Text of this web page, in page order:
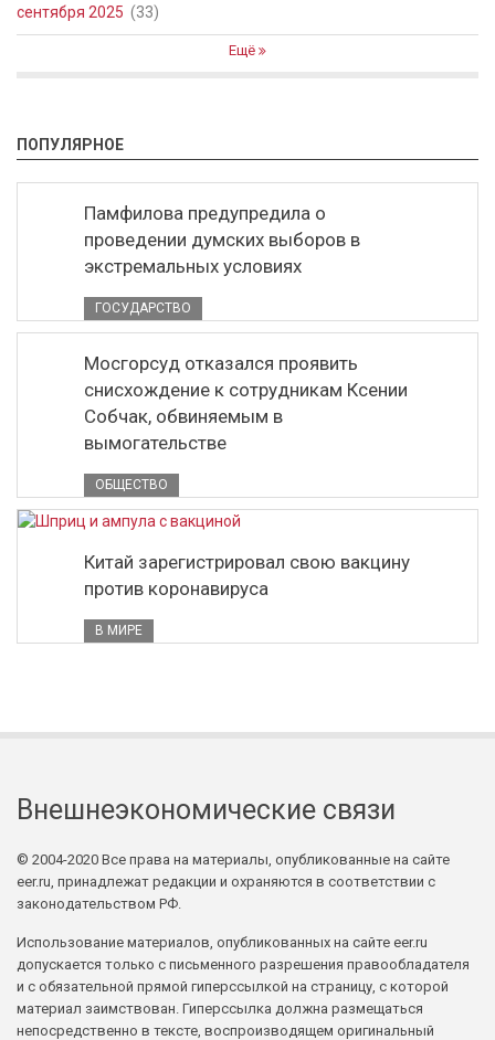
сентября 2025 (33)
Ещё
ПОПУЛЯРНОЕ
Памфилова предупредила о
проведении думских выборов в
экстремальных условиях
ГОСУДАРСТВО
Мосгорсуд отказался проявить
снисхождение к сотрудникам Ксении
Собчак, обвиняемым в
вымогательстве
ОБЩЕСТВО
Китай зарегистрировал свою вакцину
против коронавируса
В МИРЕ
Внешнеэкономические связи
© 2004-2020 Все права на материалы, опубликованные на сайте
eer.ru, принадлежат редакции и охраняются в соответствии с
законодательством РФ.
Использование материалов, опубликованных на сайте eer.ru
допускается только с письменного разрешения правообладателя
и с обязательной прямой гиперссылкой на страницу, с которой
материал заимствован. Гиперссылка должна размещаться
непосредственно в тексте, воспроизводящем оригинальный